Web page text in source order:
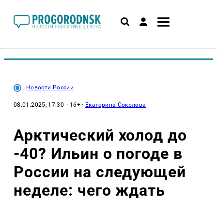
Новости России
08.01.2025, 17:30 · 16+ · Екатерина Соколова
Арктический холод до
-40? Ильин о погоде в
России на следующей
неделе: чего ждать